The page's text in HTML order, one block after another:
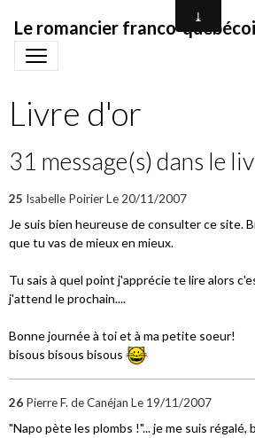
Le romancier franco-
Livre d'or
31 message(s) dans le
25 Isabelle PoirierLe 20/11/2007
Je suis bien heureuse de consulter ce site.
que tu vas de mieux en mieux.
Tu sais à quel point j'apprécie te lire alors
j'attend le prochain....
Bonne journée à toi et à ma petite soeur!
bisous bisous bisous
26 Pierre F. de Canéjan Le 19/11/2007
"Napo pète les plombs !"... je me suis